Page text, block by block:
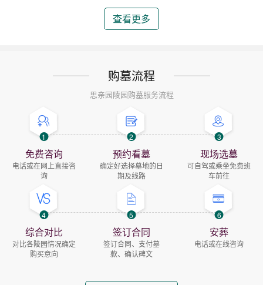
查看更多
购墓流程
思亲园陵园购墓服务流程
1
免费咨询
电话或在网上直接咨
询
2
预约看墓
确定好选择墓地的日
期及线路
3
现场选墓
可自驾或乘坐免费班
车前往
4
综合对比
对比各陵园情况确定
购买意向
5
签订合同
签订合同、支付墓
款、确认碑文
6
安葬
电话或在线咨询